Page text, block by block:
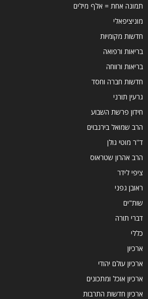
תמונה אחת = אלף מילים
מוניציפאלי
חדשות מקומיות
בריאות ורפואה
בריאות ורווחה
חדשות חברה וחסד
גרעין תורני
חידון פרשת השבוע
הרב שמואל בירנבוים
ד''ר מוטי גולן
הרב אהרון שטראוס
ציפי לידר
ראובן גפני
שות"ים
דברי תורה
כללי
ארכיון
ארכיון עולם יהודי
ארכיון אוכל ומתכונים
ארכיון חדשות התרבות